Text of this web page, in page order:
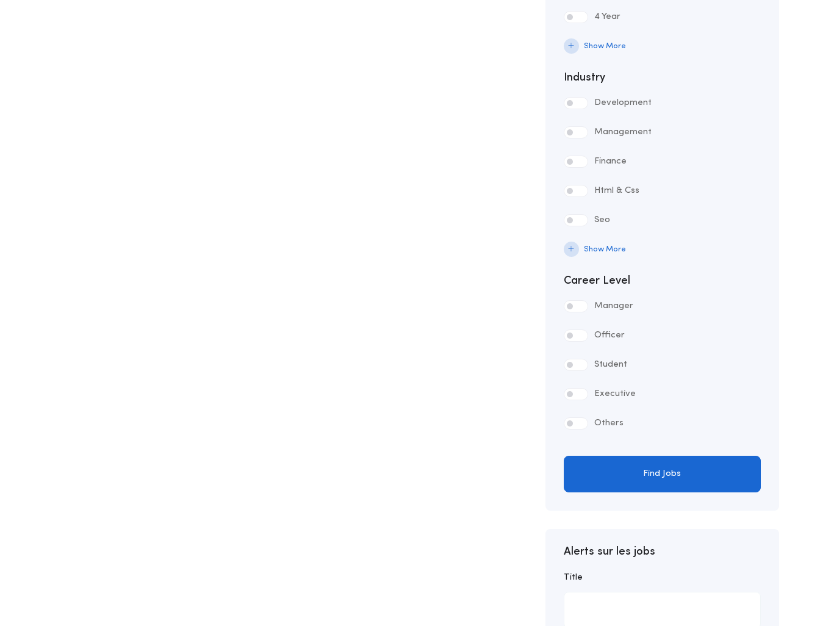
4 Year
Show More
Industry
Development
Management
Finance
Html & Css
Seo
Show More
Career Level
Manager
Officer
Student
Executive
Others
Find Jobs
Alerts sur les jobs
Title